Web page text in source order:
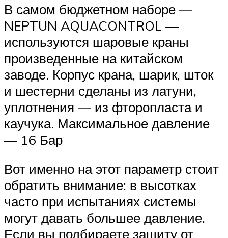
В самом бюджетном наборе —
NEPTUN AQUACONTROL —
используются шаровые краны
произведенные на китайском
заводе. Корпус крана, шарик, шток
и шестерни сделаны из латуни,
уплотнения — из фторопласта и
каучука. Максимальное давление
— 16 Бар
Вот именно на этот параметр стоит
обратить внимание: в высотках
часто при испытаниях системы
могут давать большее давление.
Если вы подбираете защиту от